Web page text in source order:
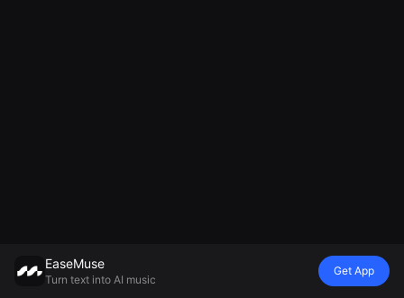
EaseMuse
Turn text into AI music
Get App